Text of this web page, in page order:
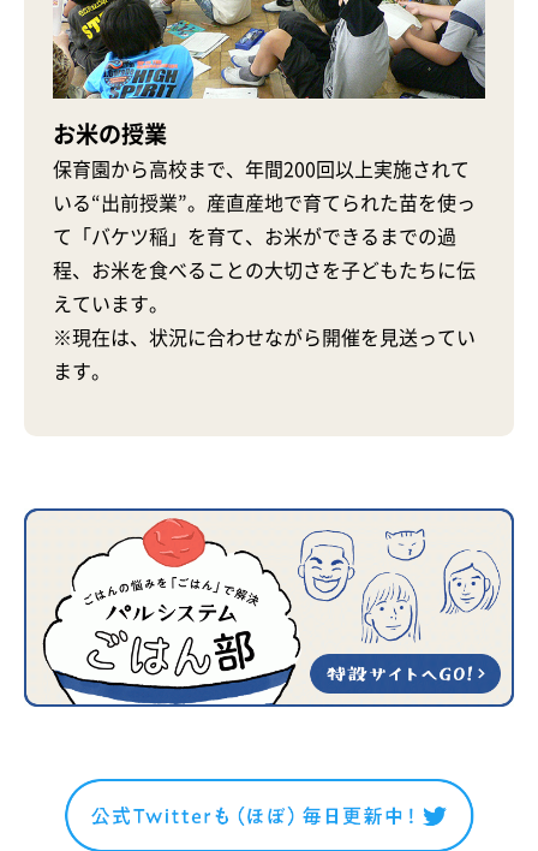
お米の授業
保育園から高校まで、年間200回以上実施されて
いる“出前授業”。産直産地で育てられた苗を使っ
て「バケツ稲」を育て、お米ができるまでの過
程、お米を食べることの大切さを子どもたちに伝
えています。
※現在は、状況に合わせながら開催を見送ってい
ます。